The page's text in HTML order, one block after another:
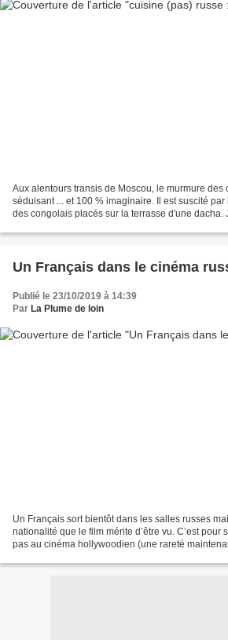
Aux alentours transis de Moscou, le murmure des
séduisant ... et 100 % imaginaire. Il est suscité
des congolais placés sur la terrasse d'une dacha.
Un Français dans le cinéma
Publié le 23/10/2019 à 14:39
Par La Plume de loin
Un Français sort bientôt dans les salles russes
nationalité que le film mérite d’être vu. C’est pour
pas au cinéma hollywoodien (une rareté